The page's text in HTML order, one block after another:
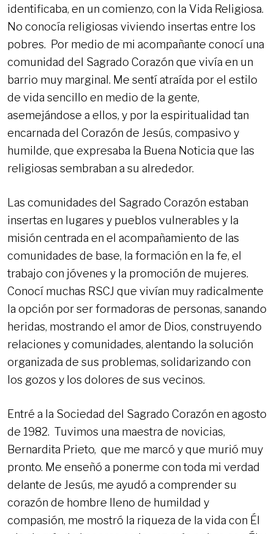
identificaba, en un comienzo, con la Vida Religiosa.
No conocía religiosas viviendo insertas entre los
pobres. Por medio de mi acompañante conocí una
comunidad del Sagrado Corazón que vivía en un
barrio muy marginal. Me sentí atraída por el estilo
de vida sencillo en medio de la gente,
asemejándose a ellos, y por la espiritualidad tan
encarnada del Corazón de Jesús, compasivo y
humilde, que expresaba la Buena Noticia que las
religiosas sembraban a su alrededor.
Las comunidades del Sagrado Corazón estaban
insertas en lugares y pueblos vulnerables y la
misión centrada en el acompañamiento de las
comunidades de base, la formación en la fe, el
trabajo con jóvenes y la promoción de mujeres.
Conocí muchas RSCJ que vivían muy radicalmente
la opción por ser formadoras de personas, sanando
heridas, mostrando el amor de Dios, construyendo
relaciones y comunidades, alentando la solución
organizada de sus problemas, solidarizando con
los gozos y los dolores de sus vecinos.
Entré a la Sociedad del Sagrado Corazón en agosto
de 1982. Tuvimos una maestra de novicias,
Bernardita Prieto, que me marcó y que murió muy
pronto. Me enseñó a ponerme con toda mi verdad
delante de Jesús, me ayudó a comprender su
corazón de hombre lleno de humildad y
compasión, me mostró la riqueza de la vida con Él